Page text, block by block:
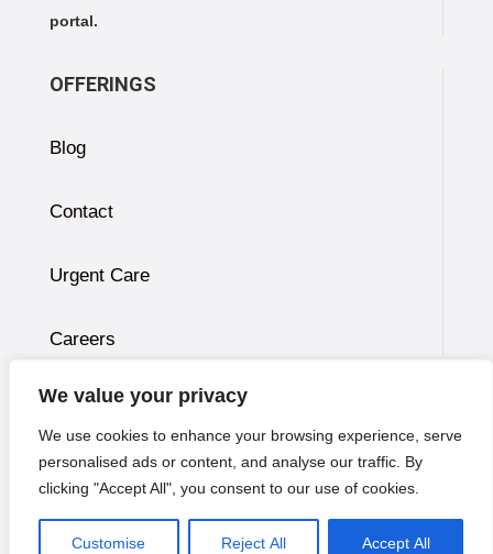
We value your privacy
We use cookies to enhance your browsing experience, serve
personalised ads or content, and analyse our traffic. By
clicking "Accept All", you consent to our use of cookies.
Customise Reject All Accept All
portal.
OFFERINGS
Blog
Contact
Urgent Care
Careers
SOCIAL
 Google
Nextdoor